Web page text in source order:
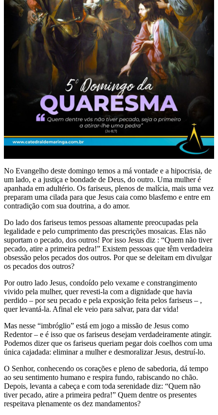
No Evangelho deste domingo temos a má vontade e a hipocrisia, de
um lado, e a justiça e bondade de Deus, do outro. Uma mulher é
apanhada em adultério. Os fariseus, plenos de malícia, mais uma vez
preparam uma cilada para que Jesus caia como blasfemo e entre em
contradição com sua doutrina, a do amor.
Do lado dos fariseus temos pessoas altamente preocupadas pela
legalidade e pelo cumprimento das prescrições mosaicas. Elas não
suportam o pecado, dos outros! Por isso Jesus diz : “Quem não tiver
pecado, atire a primeira pedra!” Existem pessoas que têm verdadeira
obsessão pelos pecados dos outros. Por que se deleitam em divulgar
os pecados dos outros?
Por outro lado Jesus, condoído pelo vexame e constrangimento
vivido pela mulher, quer revesti-la com a dignidade que havia
perdido – por seu pecado e pela exposição feita pelos fariseus – ,
quer levantá-la. Afinal ele veio para salvar, para dar vida!
Mas nesse “imbróglio” está em jogo a missão de Jesus como
Redentor – e é isso que os fariseus desejam verdadeiramente atingir.
Podemos dizer que os fariseus queriam pegar dois coelhos com uma
única cajadada: eliminar a mulher e desmoralizar Jesus, destruí-lo.
O Senhor, conhecendo os corações e pleno de sabedoria, dá tempo
ao seu sentimento humano e respira fundo, rabiscando no chão.
Depois, levanta a cabeça e com toda serenidade diz: “Quem não
tiver pecado, atire a primeira pedra!” Quem dentre os presentes
respeitava plenamente os dez mandamentos?